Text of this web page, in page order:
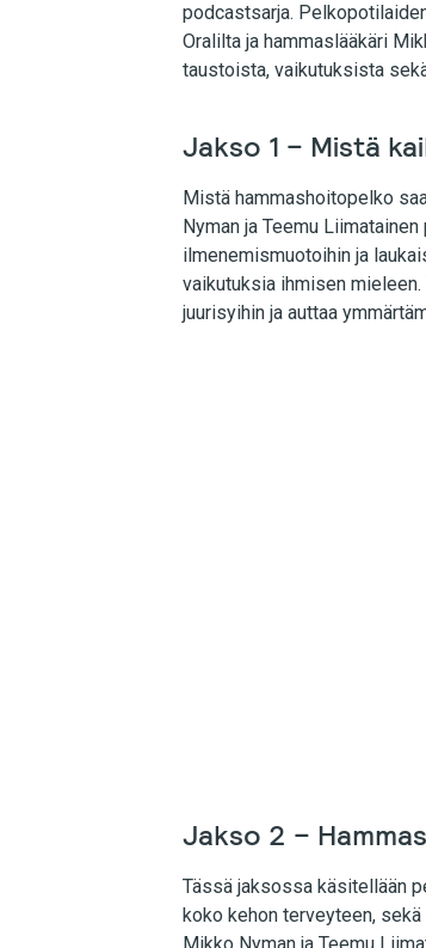
podcastsarja.
Oralilta ja hammaslääkäri
taustoista, vaikutuksista
Jakso 1 – Mistä
Mistä hammashoitopelko
Nyman ja Teemu
ilmenemismuotoihin ja
vaikutuksia ihmisen
juurisyihin ja auttaa
Jakso 2 –
Tässä jaksossa käsitellään
koko kehon terveyteen,